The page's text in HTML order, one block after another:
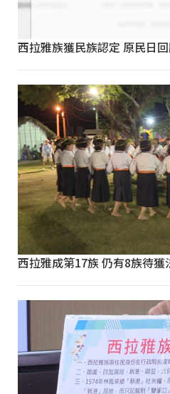
西拉雅族獲民族認定 原民日
西拉雅成第17族 仍有8族待獲